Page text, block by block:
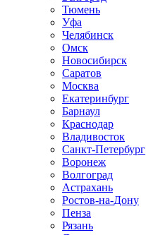
Тюмень
Уфа
Челябинск
Омск
Новосибирск
Саратов
Москва
Екатеринбург
Барнаул
Краснодар
Владивосток
Санкт-Петербург
Воронеж
Волгоград
Астрахань
Ростов-на-Дону
Пенза
Рязань